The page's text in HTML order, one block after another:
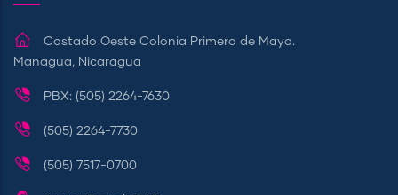
Costado Oeste Colonia Primero de Mayo.
Managua, Nicaragua
PBX: (505) 2264-7630
(505) 2264-7730
(505) 7517-0700